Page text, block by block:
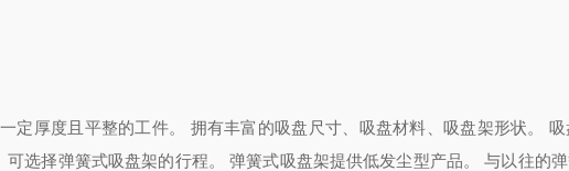
定厚度且平整的工件。 拥有丰富的吸盘尺寸、吸盘材料、吸盘架形状。
选择弹簧式吸盘架的行程。 弹簧式吸盘架提供低发尘型产品。 与以往的